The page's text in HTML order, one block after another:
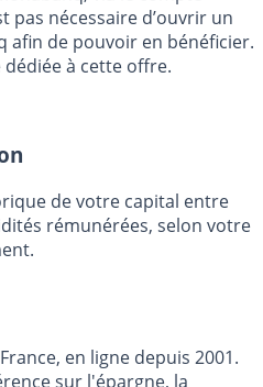
sans risque pour
via le compte
nécessaire d’ouvrir un
à cette offre.
de votre capital entre